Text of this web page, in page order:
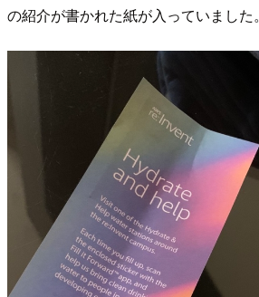
の紹介が書かれた紙が入っていました。